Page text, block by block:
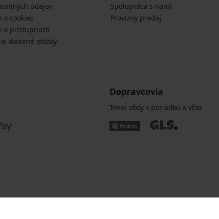
údajov
o cookies
o prístupnosti
kladené otázky
Spolupráca s nami
Provízny predaj
Dopravcovia
Tovar vždy v poriadku a včas